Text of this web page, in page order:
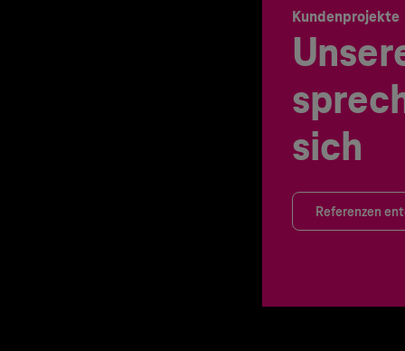
Kundenprojekte
sich
Referenzen